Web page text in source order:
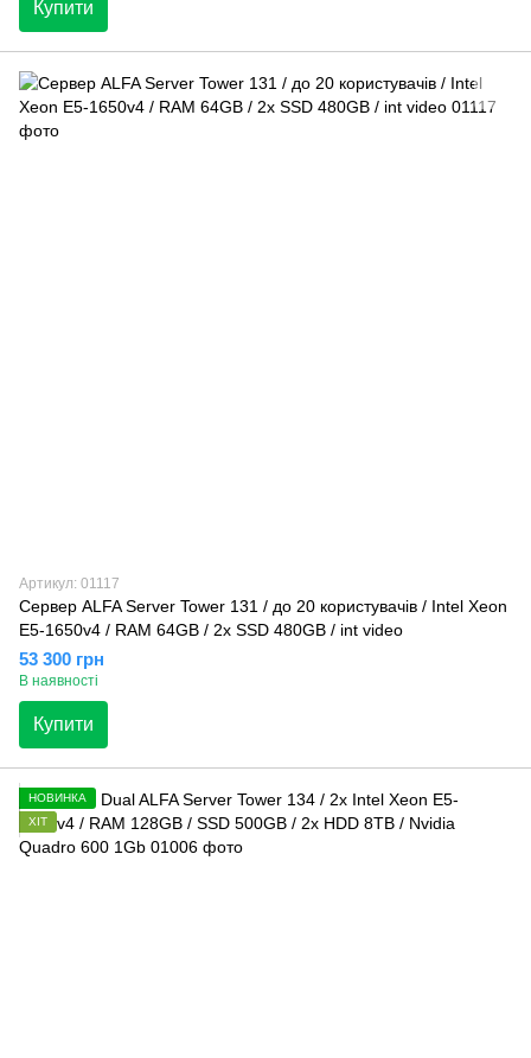
Купити
Артикул: 01117
Сервер ALFA Server Tower 131 / до 20 користувачів / Intel Xeon
E5-1650v4 / RAM 64GB / 2x SSD 480GB / int video
53 300 грн
В наявності
Купити
НОВИНКА
ХІТ